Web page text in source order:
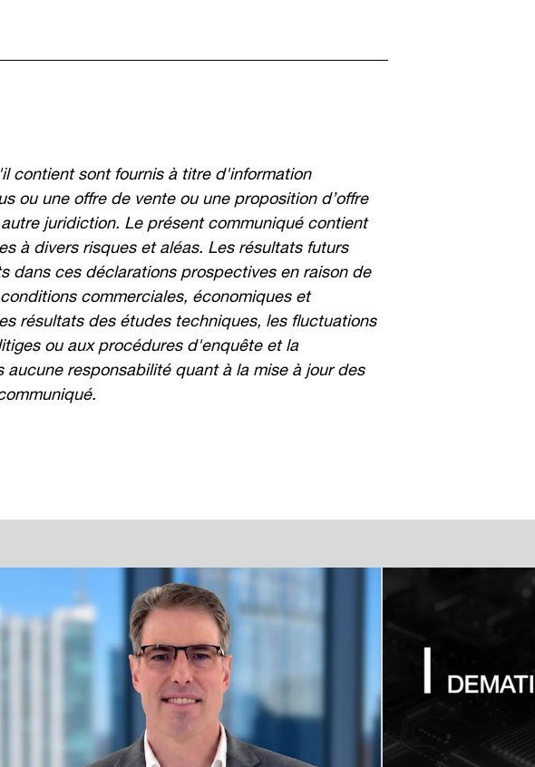
contient sont fournis à titre d'information
ou une offre de vente ou une proposition d’offre
juridiction. Le présent communiqué contient
à divers risques et aléas. Les résultats futurs
ces déclarations prospectives en raison de
commerciales, économiques et
résultats des études techniques, les fluctuations
ou aux procédures d'enquête et la
responsabilité quant à la mise à jour des